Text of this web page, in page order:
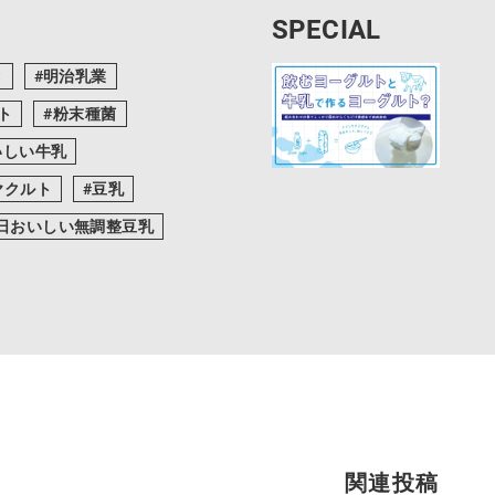
明治乳業
粉末種菌
い牛乳
ルト
豆乳
おいしい無調整豆乳
SPECIAL
関連投稿